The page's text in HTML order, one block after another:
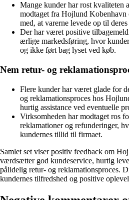
Mange kunder har rost kvaliteten
modtaget fra Hojlund
med, at varerne levede op til
Der har været positive
ærlige markedsføring, hvor
og ikke ført bag lyset ved køb.
Nem retur- og
Flere kunder har været glade for
og reklamationsproces hos
hurtig assistance ved eventuelle
Virksomheden har modtaget ros
reklamationer og refunderinger,
kundernes tillid til firmaet.
Samlet set viser positiv feedback om
værdsætter god kundeservice, hurtig
pålidelig retur- og reklamationsproces.
kundernes tilfredshed og positive